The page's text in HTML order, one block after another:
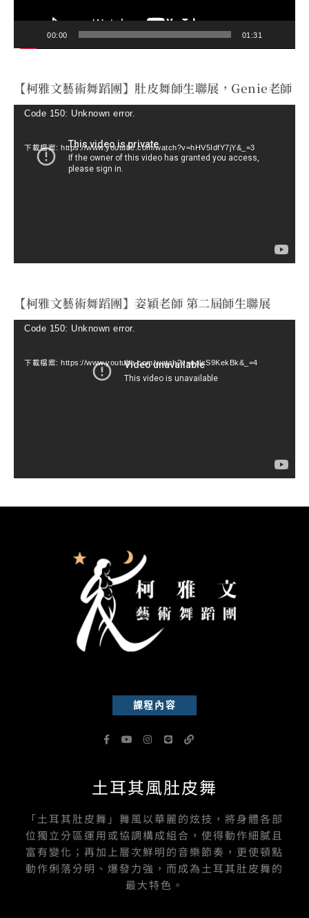
00:00 01:31
【柯雅文藝術舞蹈團】肚皮舞師生聯展，Genie老師
視Code 150: Unknown error.
下載檔案: https://www.youtube.com/watch?v=hHV5IdfY7jY&_=3
【柯雅文藝術舞蹈團】姿穎老師 第二屆師生聯展
視Code 150: Unknown error.
下載檔案: https://www.youtube.com/watch?v=ealcS9KekBk&_=4
課程內容
F
a
o
o
f
Y
o
b
e
I
n
g
r
L
i
L
i
土耳其風肚皮舞
「土耳其肚皮舞」舞風以華麗的炫技，將身體各部
位獨立分區運用或協調構成組合，使得動作細膩且
富有變化；再加上層次鮮明的音樂節奏，更使頓點
動作俐落分明、爆發力強，而成為土耳其肚皮舞的
最大特色。